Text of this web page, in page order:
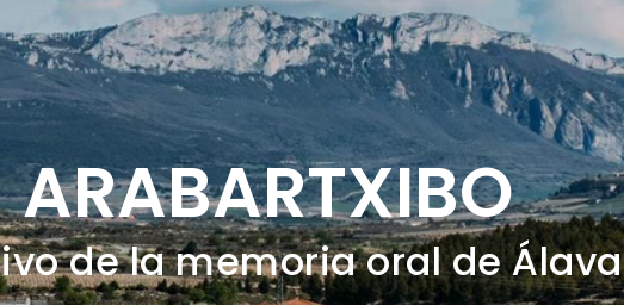
ARABARTXIBO
de la memoria oral de Álava